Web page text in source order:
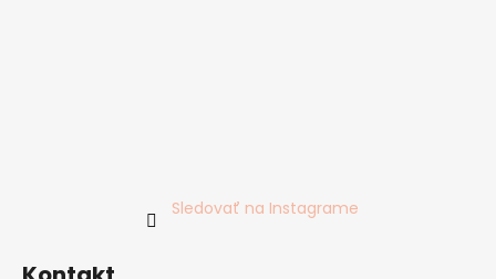
Sledovať na Instagrame